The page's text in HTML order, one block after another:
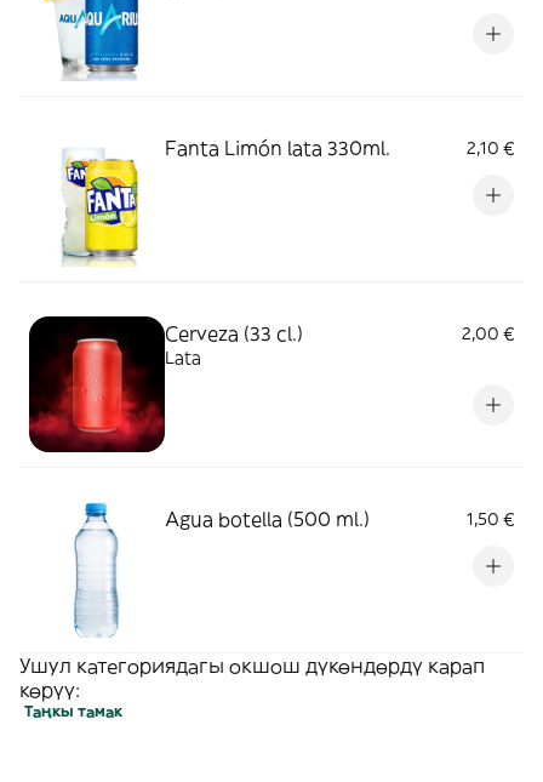
Fanta Limón lata 330ml. 2,10 €
Cerveza (33 cl.)
2,00 €
Lata
Agua botella (500 ml.) 1,50 €
Ушул категориядагы окшош дүкөндөрдү карап
көрүү:
Таңкы тамак